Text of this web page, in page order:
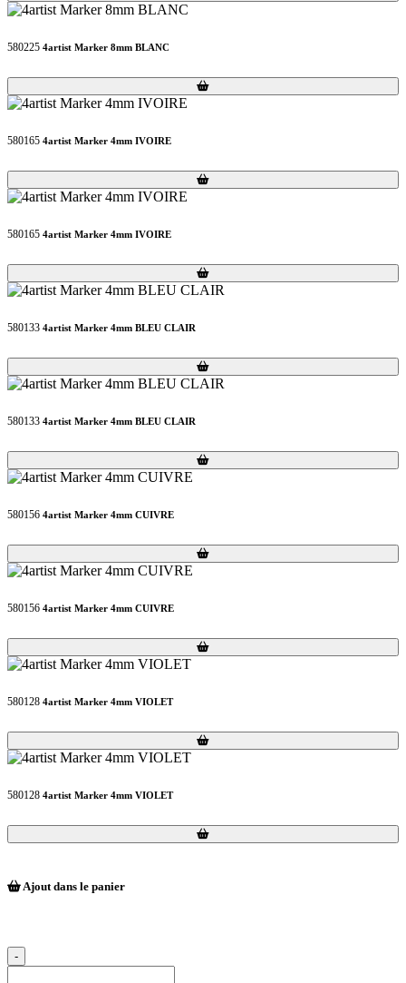
580225 4artist Marker 8mm BLANC
Loading...
Loading...
580165 4artist Marker 4mm IVOIRE
Loading...
Loading...
580165 4artist Marker 4mm IVOIRE
Loading...
Loading...
580133 4artist Marker 4mm BLEU CLAIR
Loading...
Loading...
580133 4artist Marker 4mm BLEU CLAIR
Loading...
Loading...
580156 4artist Marker 4mm CUIVRE
Loading...
Loading...
580156 4artist Marker 4mm CUIVRE
Loading...
Loading...
580128 4artist Marker 4mm VIOLET
Loading...
Loading...
580128 4artist Marker 4mm VIOLET
Loading...
Loading...
Ajout dans le panier
-